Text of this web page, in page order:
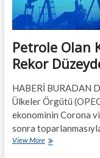
Petrole Olan
Rekor
HABERİ BURADAN
Ülkeler Örgütü
ekonominin Corona
sonra
View MorePetrole